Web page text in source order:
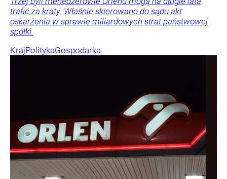
trafić za kraty. Właśnie skierowano do sądu akt
oskarżenia w sprawie miliardowych strat państwowej
spółki.
KrajPolitykaGospodarka